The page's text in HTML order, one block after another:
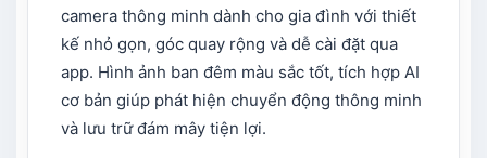
camera thông minh dành cho gia đình với thiết
kế nhỏ gọn, góc quay rộng và dễ cài đặt qua
app. Hình ảnh ban đêm màu sắc tốt, tích hợp AI
cơ bản giúp phát hiện chuyển động thông minh
và lưu trữ đám mây tiện lợi.